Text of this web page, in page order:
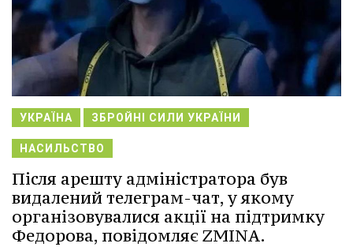
УКРАЇНА ЗБРОЙНІ СИЛИ УКРАЇНИ
НАСИЛЬСТВО
Після арешту адміністратора був
видалений телеграм-чат, у якому
організовувалися акції на підтримку
Федорова, повідомляє ZMINA.